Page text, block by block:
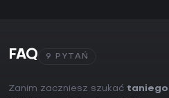
FAQ 9 PYTAŃ
Zanim zaczniesz szukać taniego